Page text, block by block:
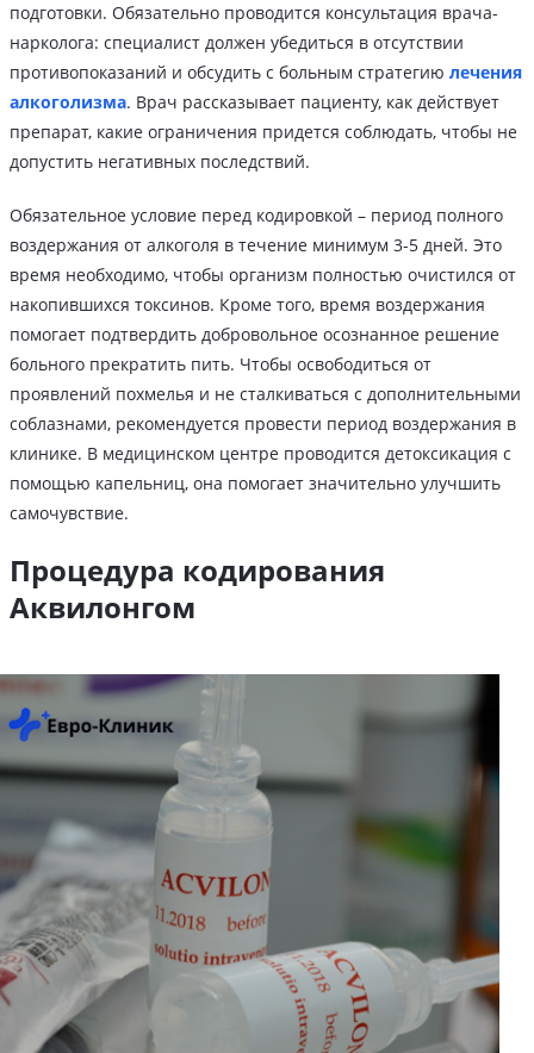
подготовки. Обязательно проводится консультация врача-
нарколога: специалист должен убедиться в отсутствии
противопоказаний и обсудить с больным стратегию лечения
алкоголизма. Врач рассказывает пациенту, как действует
препарат, какие ограничения придется соблюдать, чтобы не
допустить негативных последствий.
Обязательное условие перед кодировкой – период полного
воздержания от алкоголя в течение минимум 3-5 дней. Это
время необходимо, чтобы организм полностью очистился от
накопившихся токсинов. Кроме того, время воздержания
помогает подтвердить добровольное осознанное решение
больного прекратить пить. Чтобы освободиться от
проявлений похмелья и не сталкиваться с дополнительными
соблазнами, рекомендуется провести период воздержания в
клинике. В медицинском центре проводится детоксикация с
помощью капельниц, она помогает значительно улучшить
самочувствие.
Процедура кодирования
Аквилонгом